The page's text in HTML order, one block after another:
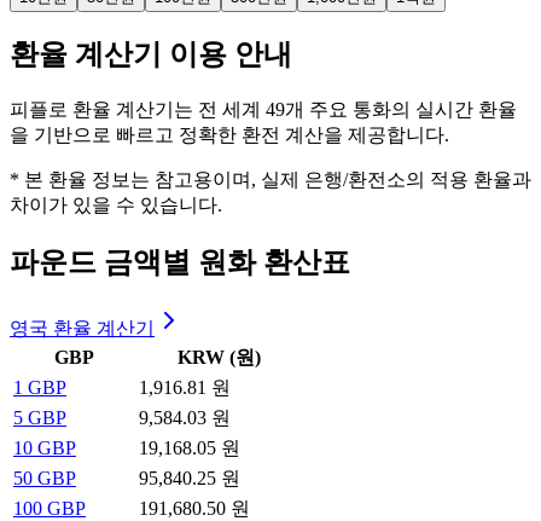
환율 계산기 이용 안내
피플로 환율 계산기는 전 세계 49개 주요 통화의 실시간 환율
을 기반으로 빠르고 정확한 환전 계산을 제공합니다.
* 본 환율 정보는 참고용이며, 실제 은행/환전소의 적용 환율과
차이가 있을 수 있습니다.
파운드 금액별 원화 환산표
영국 환율 계산기
GBP
KRW (원)
1 GBP
1,916.81 원
5 GBP
9,584.03 원
10 GBP
19,168.05 원
50 GBP
95,840.25 원
100 GBP
191,680.50 원